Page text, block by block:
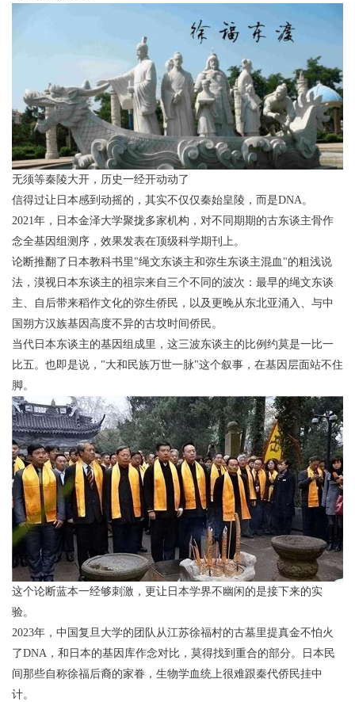
无须等秦陵大开，历史一经开动动了
信得过让日本感到动摇的，其实不仅仅秦始皇陵，而是DNA。
2021年，日本金泽大学聚拢多家机构，对不同期期的古东谈主骨作
念全基因组测序，效果发表在顶级科学期刊上。
论断推翻了日本教科书里"绳文东谈主和弥生东谈主混血"的粗浅说
法，漠视日本东谈主的祖宗来自三个不同的波次：最早的绳文东谈
主、自后带来稻作文化的弥生侨民，以及更晚从东北亚涌入、与中
国朔方汉族基因高度不异的古坟时间侨民。
当代日本东谈主的基因组成里，这三波东谈主的比例约莫是一比一
比五。也即是说，"大和民族万世一脉"这个叙事，在基因层面站不住
脚。
这个论断蓝本一经够刺激，更让日本学界不幽闲的是接下来的实
验。
2023年，中国复旦大学的团队从江苏徐福村的古墓里提真金不怕火
了DNA，和日本的基因库作念对比，莫得找到重合的部分。日本民
间那些自称徐福后裔的家眷，生物学血统上很难跟秦代侨民挂中
计。